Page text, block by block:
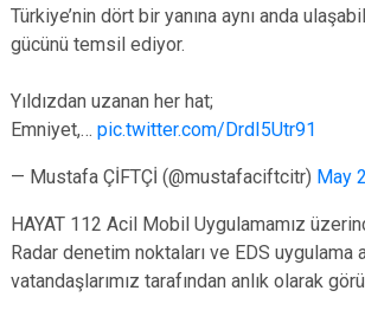
Türkiye’nin dört bir yanına aynı anda
gücünü temsil ediyor.
Yıldızdan uzanan her hat;
Emniyet,… pic.twitter.com/DrdI5Utr91
— Mustafa ÇİFTÇİ (@mustafaciftcitr) May
HAYAT 112 Acil Mobil Uygulamamız
Radar denetim noktaları ve EDS uygulama
vatandaşlarımız tarafından anlık olarak